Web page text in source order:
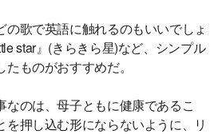
歌で英語に触れるのもいいでしょ
star』(きらきら星)など、シンプル
ものがおすすめだ。
のは、母子ともに健康であるこ
を押し込む形にならないように、リ